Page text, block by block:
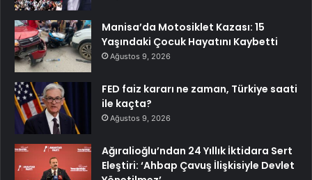
Manisa’da Motosiklet Kazası: 15
Yaşındaki Çocuk Hayatını Kaybetti
Ağustos 9, 2026
FED faiz kararı ne zaman, Türkiye saati
ile kaçta?
Ağustos 9, 2026
Ağıralioğlu’ndan 24 Yıllık İktidara Sert
Eleştiri: ‘Ahbap Çavuş İlişkisiyle Devlet